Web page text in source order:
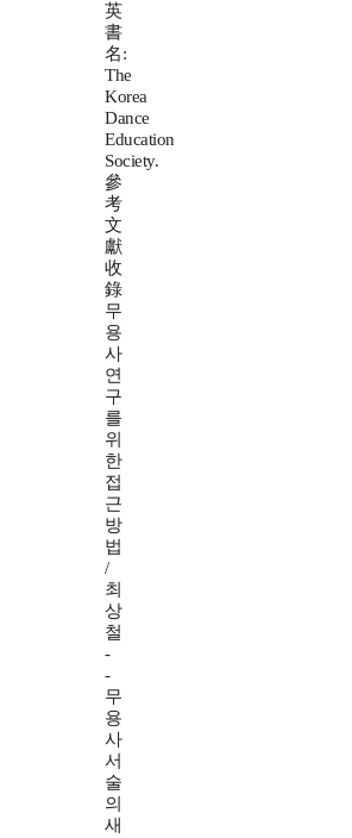
英
書
名:
The
Korea
Dance
Education
Society.
參
考
文
獻
收
錄
무
용
사
연
구
를
위
한
접
근
방
법
/
최
상
철
-
-
무
용
사
서
술
의
새